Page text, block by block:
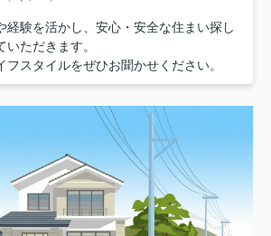
経験を活かし、安心・安全な住まい探し
ただきます。
フスタイルをぜひお聞かせください。